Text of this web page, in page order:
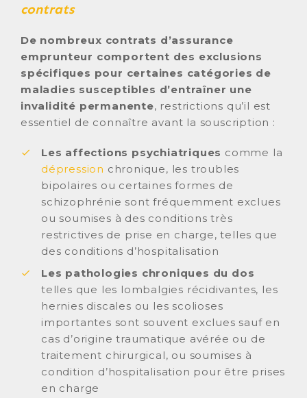
contrats
De nombreux contrats d’assurance
emprunteur comportent des exclusions
spécifiques pour certaines catégories de
maladies susceptibles d’entraîner une
invalidité permanente, restrictions qu’il est
essentiel de connaître avant la souscription :
Les affections psychiatriques comme la
dépression chronique, les troubles
bipolaires ou certaines formes de
schizophrénie sont fréquemment exclues
ou soumises à des conditions très
restrictives de prise en charge, telles que
des conditions d’hospitalisation
Les pathologies chroniques du dos
telles que les lombalgies récidivantes, les
hernies discales ou les scolioses
importantes sont souvent exclues sauf en
cas d’origine traumatique avérée ou de
traitement chirurgical, ou soumises à
condition d’hospitalisation pour être prises
en charge